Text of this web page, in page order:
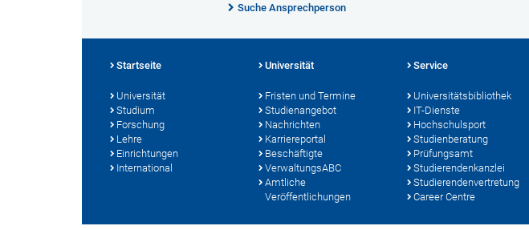
Suche Ansprechperson
Startseite
Universität
Studium
Forschung
Lehre
Einrichtungen
International
Universität
Fristen und Termine
Studienangebot
Nachrichten
Karriereportal
Beschäftigte
VerwaltungsABC
Amtliche
Veröffentlichungen
Service
Universitätsbibliothek
IT-Dienste
Hochschulsport
Studienberatung
Prüfungsamt
Studierendenkanzlei
Studierendenvertretung
Career Centre